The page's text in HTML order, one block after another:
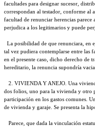
facultades para designar sucesor,
correspondan al testador, conforme al
facultad de renunciar herencias parece
perjudica a los legitimarios y puede
La posibilidad de que renunciara, en
tal vez pudiera contemplarse entre las
en el presente caso, dicho derecho de
hereditario, la renuncia supondría
2. VIVIENDA Y ANEJO. Una
dos folios, uno para la vivienda y otro
participación en los gastos comunes.
de vivienda y garaje. Se presenta la
Parece, que dada la vinculación